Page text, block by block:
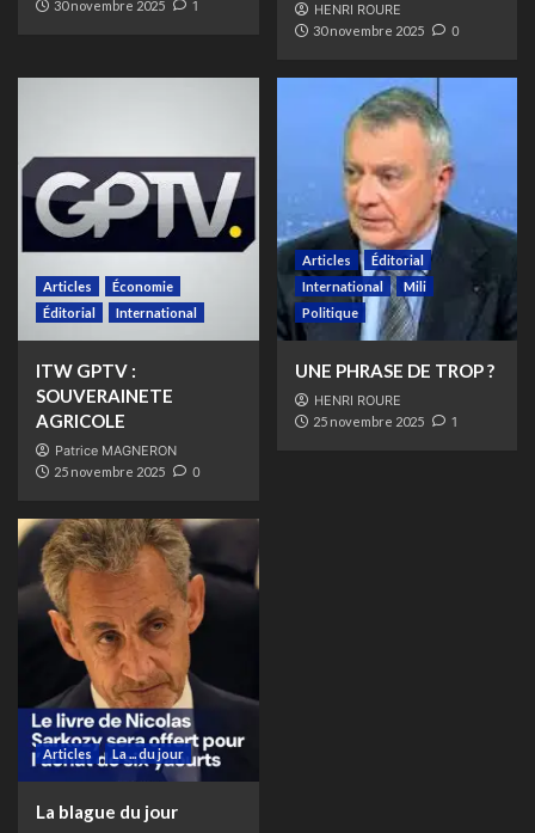
30 novembre 2025 1 HENRI ROURE
30 novembre 2025 0
Articles
Économie
Éditorial
International
ITW GPTV :
SOUVERAINETE
AGRICOLE
Patrice MAGNERON
25 novembre 2025 0
Articles
Éditorial
International
Mili
Politique
UNE PHRASE DE TROP ?
HENRI ROURE
25 novembre 2025 1
Articles La ... du jour
La blague du jour